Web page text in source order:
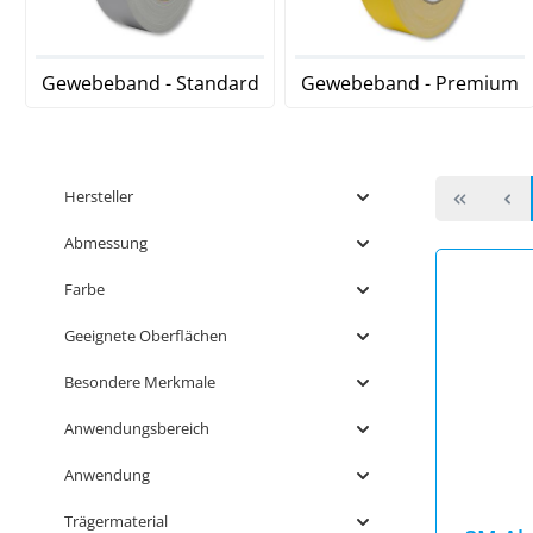
Gewebeband - Standard Gewebeband - Premium
Hersteller
Abmessung
Farbe
Geeignete Oberflächen
Besondere Merkmale
Anwendungsbereich
Anwendung
Trägermaterial